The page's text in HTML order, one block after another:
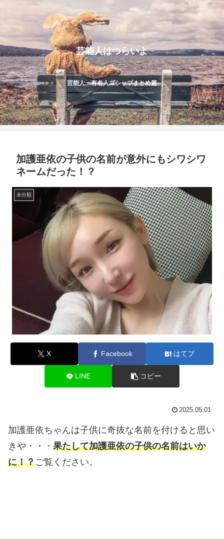
芸能人はつらいよ
芸能人・有名人ゴシップまとめ篇
加護亜依の子供の名前が意外にもシワシワ
ネームだった！？
未分類
X Facebook はてブ
LINE コピー
2025.05.01
加護亜依ちゃんは子供に奇抜な名前を付けると思い
きや・・・ 果たして加護亜依の子供の名前はいか
に！？ご覧ください。